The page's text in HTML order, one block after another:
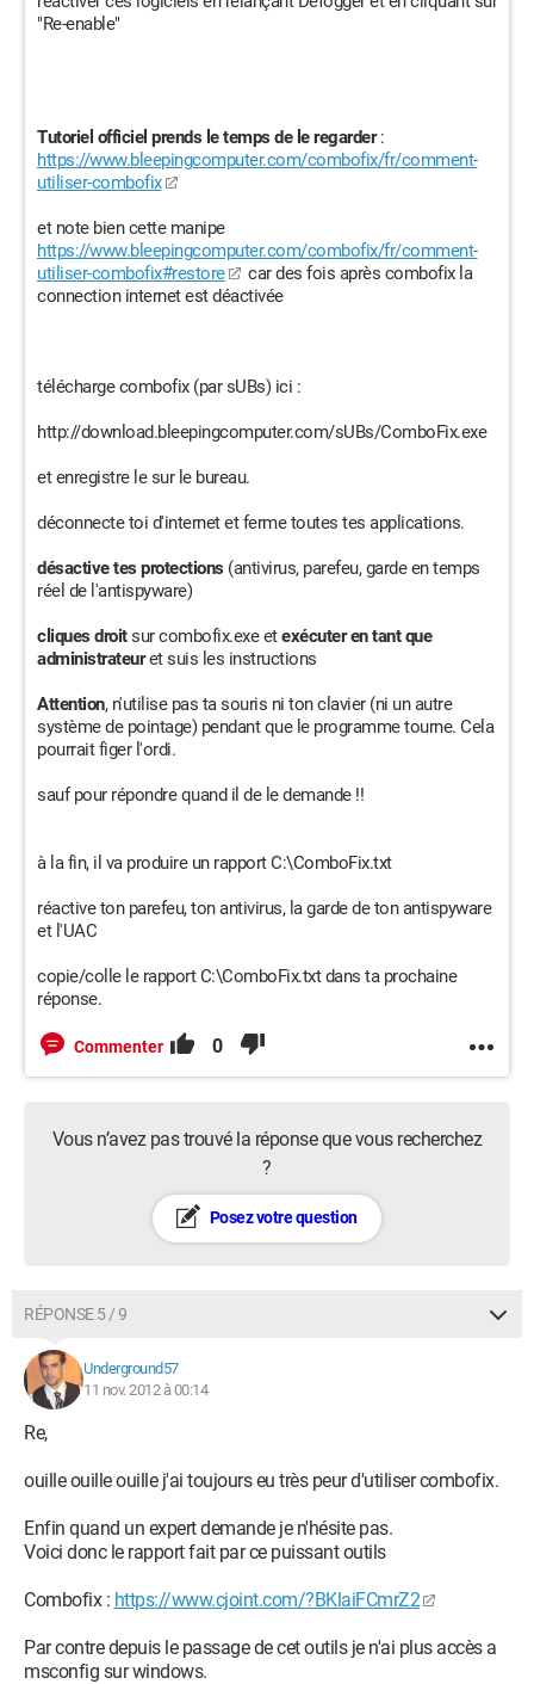
"Re-enable"
Tutoriel officiel prends le temps de le regarder:
https://www.bleepingcomputer.com/combofix/fr/comment-
utiliser-combofix
et note bien cette manipe
https://www.bleepingcomputer.com/combofix/fr/comment-
utiliser-combofix#restore
car des fois après combofix la
connection internet est déactivée
télécharge combofix (par sUBs) ici :
http://download.bleepingcomputer.com/sUBs/ComboFix.exe
et enregistre le sur le bureau.
déconnecte toi d'internet et ferme toutes tes applications.
désactive tes protections (antivirus, parefeu, garde en temps
réel de l'antispyware)
cliques droitsur combofix.exe etexécuter en tant que
administrateuret suis les instructions
Attention, n'utilise pas ta souris ni ton clavier (ni un autre
système de pointage) pendant que le programme tourne. Cela
pourrait figer l'ordi.
sauf pour répondre quand il de le demande !!
à la fin, il va produire un rapport C:\ComboFix.txt
réactive ton parefeu, ton antivirus, la garde de ton antispyware
et l'UAC
copie/colle le rapport C:\ComboFix.txt dans ta prochaine
réponse.
Commenter 0
Vous n’avez pas trouvé la réponse que vous recherchez
?
Posez votre question
RÉPONSE 5 / 9
Underground57
11 nov. 2012 à 00:14
Re,
ouille ouille ouille j'ai toujours eu très peur d'utiliser combofix.
Enfin quand un expert demande je n'hésite pas.
Voici donc le rapport fait par ce puissant outils
Combofix : https://www.cjoint.com/?BKlaiFCmrZ2
Par contre depuis le passage de cet outils je n'ai plus accès a
msconfig sur windows.